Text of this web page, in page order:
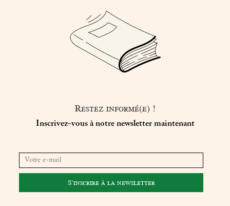
Restez informé(e) !
Inscrivez-vous à notre newsletter maintenant